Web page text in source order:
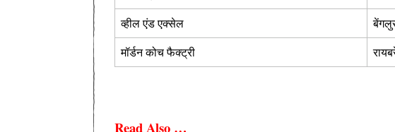
व्हील एंड एक्सेल
मॉर्डन कोच फैक्ट्री
Read Also …